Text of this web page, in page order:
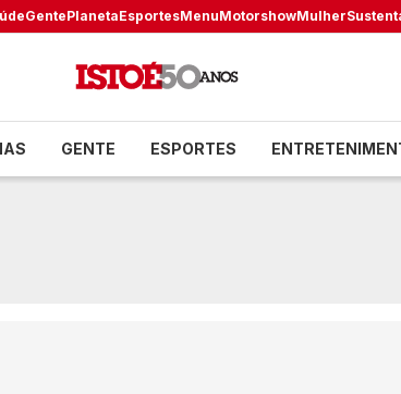
GentePlanetaEsportesMenuMotorshowMulher
GENTE ESPORTES